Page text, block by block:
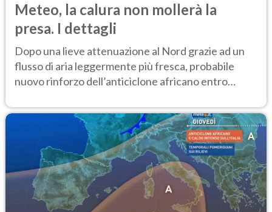
Meteo, la calura non mollerà la
presa. I dettagli
Dopo una lieve attenuazione al Nord grazie ad un
flusso di aria leggermente più fresca, probabile
nuovo rinforzo dell’anticiclone africano entro